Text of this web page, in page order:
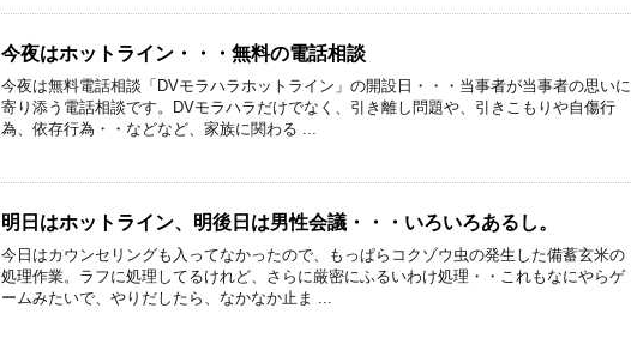
今夜はホットライン・・・無料の電話相談
今夜は無料電話相談「DVモラハラホットライン」の開設日・・・当事者が当事者の思いに
寄り添う電話相談です。DVモラハラだけでなく、引き離し問題や、引きこもりや自傷行
為、依存行為・・などなど、家族に関わる ...
明日はホットライン、明後日は男性会議・・・いろいろあるし。
今日はカウンセリングも入ってなかったので、もっぱらコクゾウ虫の発生した備蓄玄米の
処理作業。ラフに処理してるけれど、さらに厳密にふるいわけ処理・・これもなにやらゲ
ームみたいで、やりだしたら、なかなか止ま ...